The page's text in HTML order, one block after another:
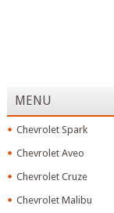
MENU
Chevrolet Spark
Chevrolet Aveo
Chevrolet Cruze
Chevrolet Malibu